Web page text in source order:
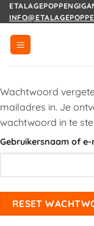
Ga
naar
inhoud
Wachtwoord
mailadres in. Je
wachtwoord in te
Gebruikersnaam of e-
RESET